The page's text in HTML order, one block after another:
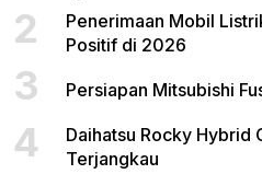
2
Penerimaan Mobil
Positif di 2026
3 Persiapan Mitsubishi
4
Daihatsu Rocky Hybrid
Terjangkau